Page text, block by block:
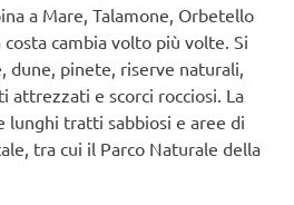
a Mare, Talamone, Orbetello
cambia volto più volte. Si
dune, pinete, riserve naturali,
e scorci rocciosi. La
lunghi tratti sabbiosi e aree di
tra cui il Parco Naturale della